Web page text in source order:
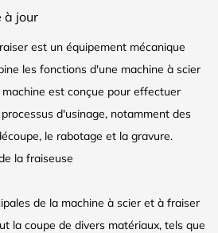
à jour
est un équipement mécanique
les fonctions d'une machine à scier
est conçue pour effectuer
d'usinage, notamment des
le rabotage et la gravure.
la fraiseuse
de la machine à scier et à fraiser
la coupe de divers matériaux, tels que